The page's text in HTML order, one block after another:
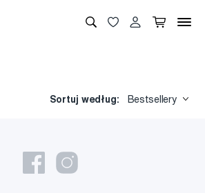
Sortuj według: Bestsellery